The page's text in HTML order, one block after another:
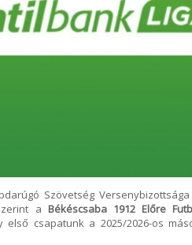
Szövetség Versenybizottsága
a Békéscsaba 1912 Előre
csapatunk a 2025/2026-os